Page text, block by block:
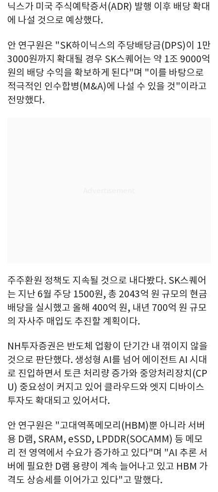
닉스가 미국 주식예탁증서(ADR) 발행 이후 배당 확대
에 나설 것으로 예상했다.
안 연구원은 "SK하이닉스의 주당배당금(DPS)이 1만
3000원까지 확대될 경우 SK스퀘어는 약 1조 9000억
원의 배당 수익을 확보하게 된다"며 "이를 바탕으로
적극적인 인수합병(M&A)에 나설 수 있을 것"이라고
전망했다.
주주환원 정책도 지속될 것으로 내다봤다. SK스퀘어
는 지난 6월 주당 1500원, 총 2043억 원 규모의 현금
배당을 실시했고 올해 400억 원, 내년 700억 원 규모
의 자사주 매입도 추진할 계획이다.
NH투자증권은 반도체 업황이 단기간 내 꺾이지 않을
것으로 판단했다. 생성형 AI를 넘어 에이전트 AI 시대
로 진입하면서 토큰 처리량 증가와 중앙처리장치(CP
U) 중요성이 커지고 있어 클라우드와 엣지 디바이스
투자도 확대되고 있어서다.
안 연구원은 "고대역폭메모리(HBM)뿐 아니라 서버
용 D램, SRAM, eSSD, LPDDR(SOCAMM) 등 메모
리 전 영역에서 수요가 증가하고 있다"며 "AI 추론 서
버에 필요한 D램 용량이 계속 늘어나고 있고 HBM 가
격도 상승세를 이어가고 있다"고 말했다.